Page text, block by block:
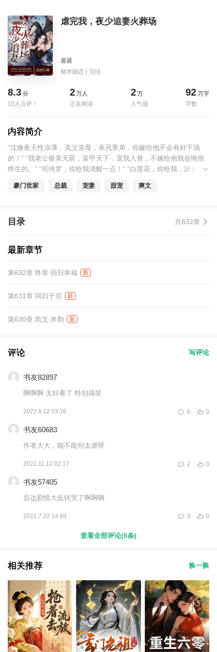
虐完我，夜少追妻火葬场
居居
都市婚恋 | 完结
8.3 分
10人点评
2万人
正在阅读
2万
人气值
92 万字
字数
内容简介
“沈修夜天性凉薄，克父克母，杀兄害弟，你嫁给他不会有好下场
的！” “我老公俊美无双，富甲天下，宠我入骨，不嫁给他我会悔恨
终生的。” “司绮罗，你给我清醒一点！” “白莲花，你给我，滚远一
简直幸福极了！ 除了…… “老婆，今天早点回来。” “干，干嘛？”
豪门世家 总裁 宠妻 甜宠 爽文
目录 共632章
最新章节
第632章 终章 回归幸福 新
第631章 同归于尽 新
第630章 凯文.米勒 新
评论 写评论
书友82897
啊啊啊 太好看了 特别搞笑
2022.6.12 03:16 0
0
书友60683
作者大大，能不能别太虐呀
2021.11.12 02:17 0
2
书友57405
后边剧情大反转哭了啊啊啊
2021.7.22 14:49 0
3
查看全部评论(6条)
相关推荐 换一换